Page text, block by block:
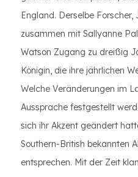
England. Derselbe
zusammen mit Sallyanne
Watson Zugang zu dreißig
Königin, die ihre jährlichen
Welche Veränderungen im
Aussprache festgestellt
sich ihr Akzent geändert
Southern-British bekannten
entsprechen. Mit der Zeit